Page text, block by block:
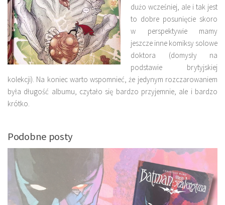
dużo wcześniej, ale i tak jest
to dobre posunięcie skoro
w perspektywie mamy
jeszcze inne komiksy solowe
doktora (domysły na
podstawie brytyjskiej
kolekcji). Na koniec warto wspomnieć, że jedynym rozczarowaniem
była długość albumu, czytało się bardzo przyjemnie, ale i bardzo
krótko.
Podobne posty